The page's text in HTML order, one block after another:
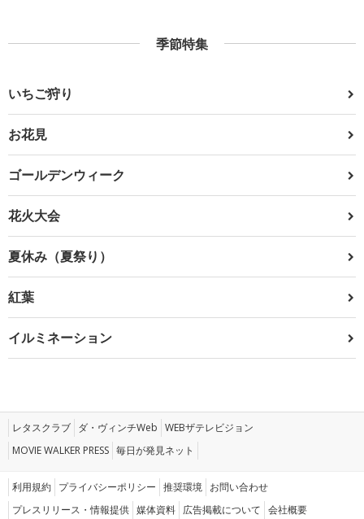
季節特集
いちご狩り
お花見
ゴールデンウィーク
花火大会
夏休み（夏祭り）
紅葉
イルミネーション
レタスクラブ ダ・ヴィンチWeb WEBザテレビジョン
MOVIE WALKER PRESS 毎日が発見ネット
利用規約 プライバシーポリシー 推奨環境 お問い合わせ
プレスリリース・情報提供 媒体資料 広告掲載について 会社概要